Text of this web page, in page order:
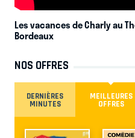
Les vacances de Charly au
Bordeaux
NOS OFFRES
DERNIÈRES
MINUTES
MEILLEURES
OFFRES